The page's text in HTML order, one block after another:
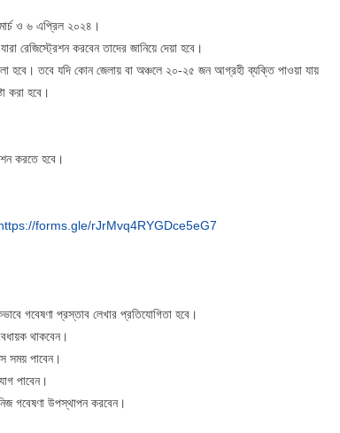
ও ৬ এপ্রিল ২০২৪।
রেজিস্ট্রেশন করবেন তাদের জানিয়ে দেয়া হবে।
হবে। তবে যদি কোন জেলায় বা অঞ্চলে ২০-২৫ জন আগ্রহী ব্যক্তি পাওয়া যায়
করা হবে।
করতে হবে।
forms.gle/rJrMvq4RYGDce5eG7
গবেষণা প্রস্তাব লেখার প্রতিযোগিতা হবে।
থাকবেন।
সময় পাবেন।
পাবেন।
নিজ গবেষণা উপস্থাপন করবেন।